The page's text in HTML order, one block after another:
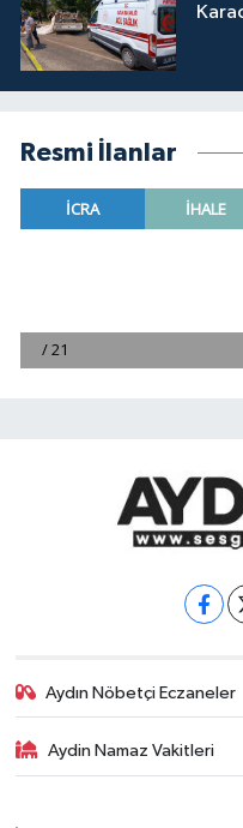
Resmi İlanlar
Aydın Nöbetçi Eczaneler
Aydin Namaz Vakitleri